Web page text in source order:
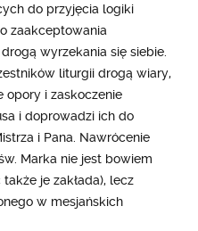
do przyjęcia logiki
zaakceptowania
wyrzekania się siebie.
liturgii drogą wiary,
opory i zaskoczenie
i doprowadzi ich do
i Pana. Nawrócenie
Marka nie jest bowiem
je zakłada), lecz
w mesjańskich